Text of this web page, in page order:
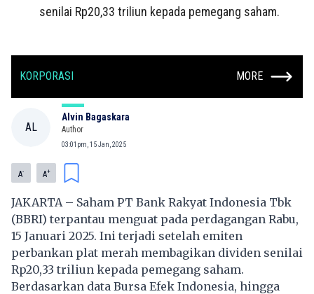
senilai Rp20,33 triliun kepada pemegang saham.
KORPORASI MORE
AL
Alvin Bagaskara
Author
03:01pm, 15 Jan, 2025
A- A+
JAKARTA – Saham PT Bank Rakyat Indonesia Tbk
(BBRI) terpantau menguat pada perdagangan Rabu,
15 Januari 2025. Ini terjadi setelah emiten
perbankan plat merah membagikan dividen senilai
Rp20,33 triliun kepada pemegang saham.
Berdasarkan data Bursa Efek Indonesia, hingga